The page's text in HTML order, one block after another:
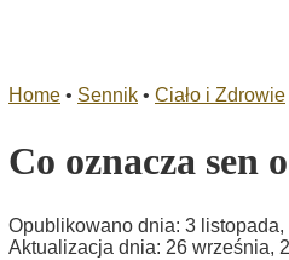
Home • Sennik • Ciało i Zdrowie
Co oznacza sen o
Opublikowano dnia: 3 listopada,
Aktualizacja dnia: 26 września,